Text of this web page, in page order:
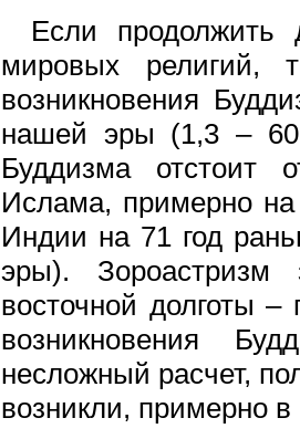
Если продолжить
мировых религий,
возникновения
нашей эры (1,3 –
Буддизма отстоит
Ислама, примерно на
Индии на 71 год
эры).
восточной долготы
возникновения
несложный расчет,
возникли, примерно